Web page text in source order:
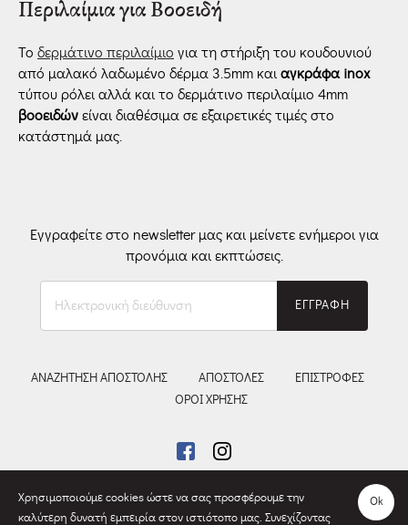
Περιλαίμια για Βοοειδή
Το δερμάτινο περιλαίμιο για τη στήριξη του κουδουνιού
από μαλακό λαδωμένο δέρμα 3.5mm και αγκράφα inox
τύπου ρόλει αλλά και το δερμάτινο περιλαίμιο 4mm
βοοειδών είναι διαθέσιμα σε εξαιρετικές τιμές στο
κατάστημά μας.
Εγγραφείτε στο newsletter μας και μείνετε ενήμεροι για
προνόμια και εκπτώσεις.
ΕΓΓΡΑΦΗ
ΑΝΑΖΗΤΗΣΗ ΑΠΟΣΤΟΛΗΣ ΑΠΟΣΤΟΛΕΣ
ΕΠΙΣΤΡΟΦΕΣ
ΟΡΟΙ ΧΡΗΣΗΣ
Χρησιμοποιούμε cookies ώστε να σας προσφέρουμε την
καλύτερη δυνατή εμπειρία στον ιστιότοπο μας. Συνεχίζοντας
Ok